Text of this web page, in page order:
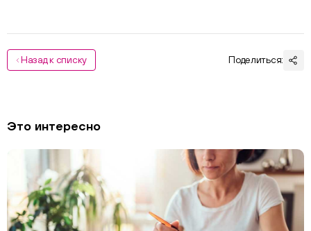
Назад к списку Поделиться:
Это интересно